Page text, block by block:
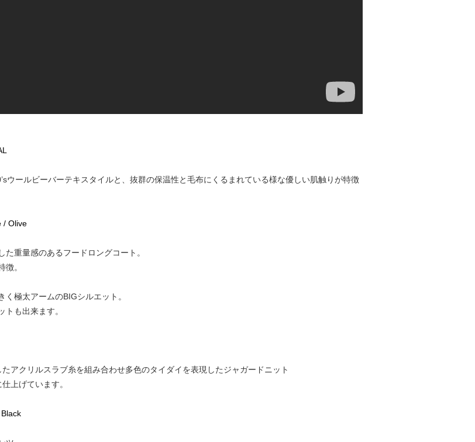
ウールビーバーテキスタイルと、抜群の保温性と毛布にくるまれている様な優しい肌触りが特徴
/ Olive
重量感のあるフードロングコート。
。
極太アームのBIGシルエット。
も出来ます。
アクリルスラブ糸を組み合わせ多色のタイダイを表現したジャガードニット
上げています。